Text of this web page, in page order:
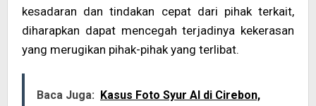
kesadaran dan tindakan cepat dari pihak terkait,
diharapkan dapat mencegah terjadinya kekerasan
yang merugikan pihak-pihak yang terlibat.
Baca Juga: Kasus Foto Syur AI di Cirebon,